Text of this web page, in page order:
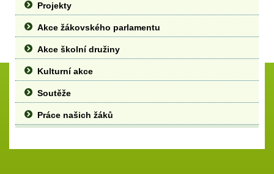
Projekty
Akce žákovského parlamentu
Akce školní družiny
Kulturní akce
Soutěže
Práce našich žáků